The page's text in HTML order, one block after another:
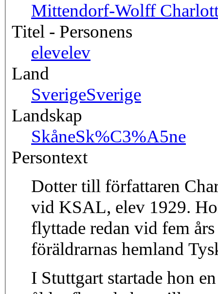
Mittendorf-Wolff
Titel - Personens
elevelev
Land
SverigeSverige
Landskap
SkåneSk%C3%A5ne
Persontext
Dotter till författaren
vid KSAL, elev 1929.
flyttade redan vid fem
föräldrarnas hemland
I Stuttgart startade hon